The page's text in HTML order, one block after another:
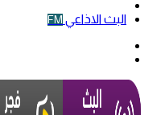
البث الاذاعي FM